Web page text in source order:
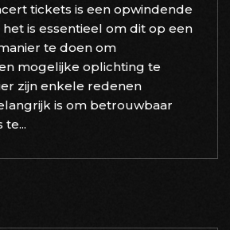
tickets is een opwindende
is essentieel om dit op een
te doen om
mogelijke oplichting te
zijn enkele redenen
is om betrouwbaar